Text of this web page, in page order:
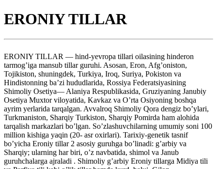
ERONIY TILLAR
ERONIY TILLAR — hind-yevropa tillari oilasining hinderon
tarmog’iga mansub tillar guruhi. Asosan, Eron, Afg’oniston,
Tojikiston, shuningdek, Turkiya, Iroq, Suriya, Pokiston va
Hindistonning ba’zi hududlarida, Rossiya Federatsiyasining
Shimoliy Osetiya— Alaniya Respublikasida, Gruziyaning Janubiy
Osetiya Muxtor viloyatida, Kavkaz va O’rta Osiyoning boshqa
ayrim yerlarida tarqalgan. Avvalroq Shimoliy Qora dengiz bo’ylari,
Turkmaniston, Sharqiy Turkiston, Sharqiy Pomirda ham alohida
tarqalish markazlari bo’lgan. So’zlashuvchilarning umumiy soni 100
million kishiga yaqin (20- asr oxirlari). Tarixiy-genetik tasnif
bo’yicha Eroniy tillar 2 asosiy guruhga bo’linadi: g’arbiy va
Sharqiy; ularning har biri, o’z navbatida, shimol va Janub
guruhchalarga ajraladi . Shimoliy g’arbiy Eroniy tillarga Midiya tili